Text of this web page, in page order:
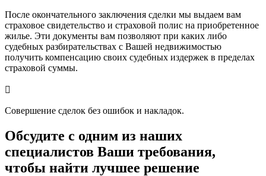
После окончательного заключения сделки мы выдаем вам
страховое свидетельство и страховой полис на приобретенное
жилье. Эти документы вам позволяют при каких либо
судебных разбирательствах с Вашей недвижимостью
получить компенсацию своих судебных издержек в пределах
страховой суммы.

Совершение сделок без ошибок и накладок.
Обсудите с одним из наших
специалистов Ваши требования,
чтобы найти лучшее решение